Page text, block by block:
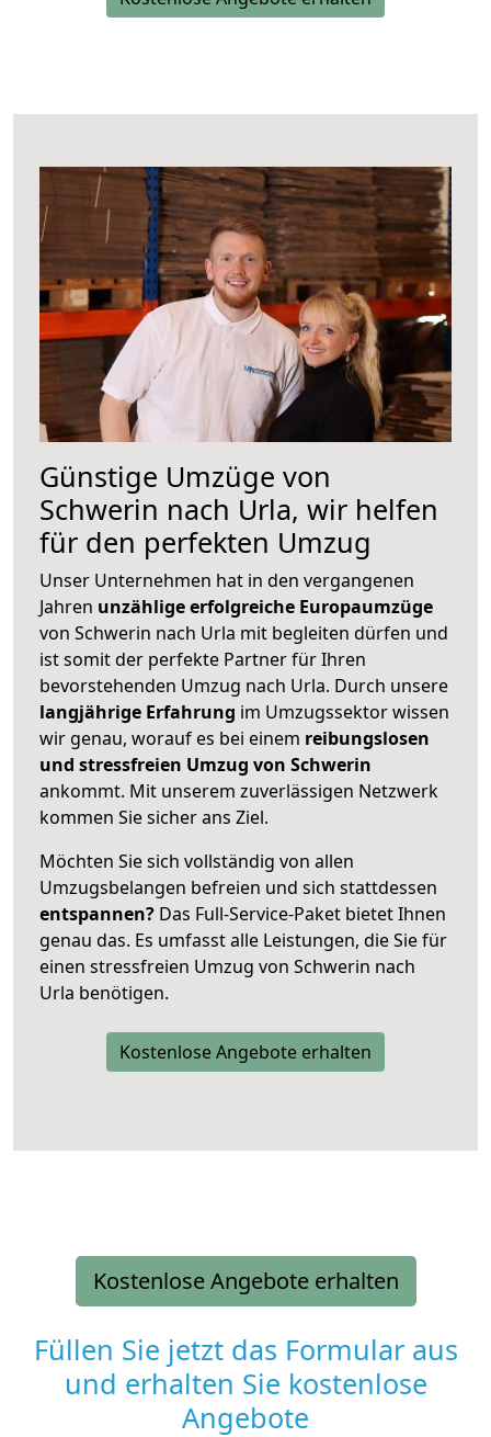
Günstige Umzüge von
Schwerin nach Urla, wir helfen
für den perfekten Umzug
Unser Unternehmen hat in den vergangenen
Jahren unzählige erfolgreiche Europaumzüge
von Schwerin nach Urla mit begleiten dürfen und
ist somit der perfekte Partner für Ihren
bevorstehenden Umzug nach Urla. Durch unsere
langjährige Erfahrung im Umzugssektor wissen
wir genau, worauf es bei einem reibungslosen
und stressfreien Umzug von Schwerin
ankommt. Mit unserem zuverlässigen Netzwerk
kommen Sie sicher ans Ziel.
Möchten Sie sich vollständig von allen
Umzugsbelangen befreien und sich stattdessen
entspannen? Das Full-Service-Paket bietet Ihnen
genau das. Es umfasst alle Leistungen, die Sie für
einen stressfreien Umzug von Schwerin nach
Urla benötigen.
Kostenlose Angebote erhalten
Kostenlose Angebote erhalten
Füllen Sie jetzt das Formular aus
und erhalten Sie kostenlose
Angebote